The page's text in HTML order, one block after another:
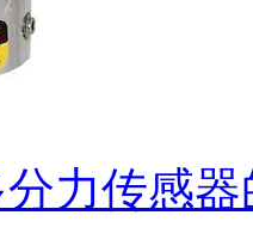
力传感